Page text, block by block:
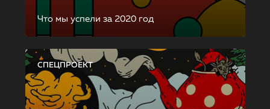
Что мы успели за 2020 год
СПЕЦПРОЕКТ